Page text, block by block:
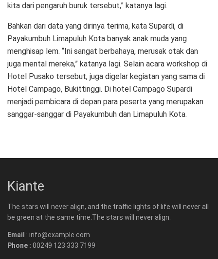
kita dari pengaruh buruk tersebut,” katanya lagi.
Bahkan dari data yang dirinya terima, kata Supardi, di
Payakumbuh Limapuluh Kota banyak anak muda yang
menghisap lem. “Ini sangat berbahaya, merusak otak dan
juga mental mereka,” katanya lagi. Selain acara workshop di
Hotel Pusako tersebut, juga digelar kegiatan yang sama di
Hotel Campago, Bukittinggi. Di hotel Campago Supardi
menjadi pembicara di depan para peserta yang merupakan
sanggar-sanggar di Payakumbuh dan Limapuluh Kota.
Kiante
The stars will never align, and the traffic lights of life will never all
be green at the same time.The stars will never align.
Email : info@example.com
Phone : 00249 123 333 7199